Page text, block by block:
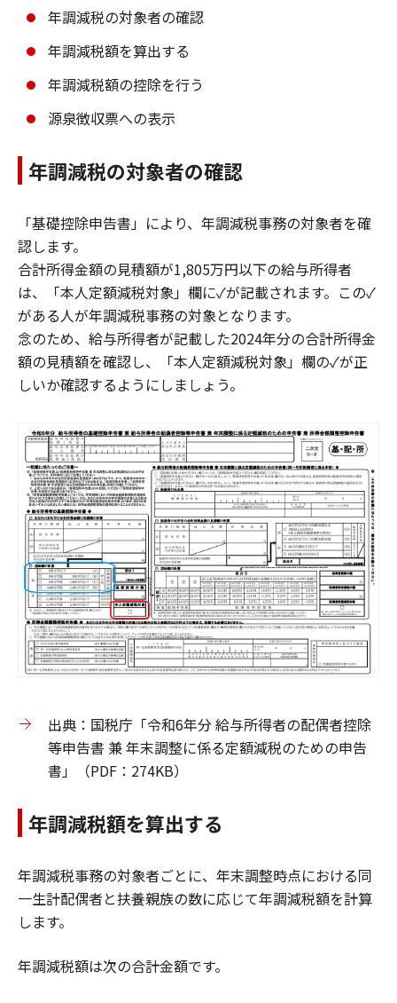
年調減税の対象者の確認
年調減税額を算出する
年調減税額の控除を行う
源泉徴収票への表示
年調減税の対象者の確認
「基礎控除申告書」により、年調減税事務の対象者を確
認します。
合計所得金額の見積額が1,805万円以下の給与所得者
は、「本人定額減税対象」欄に✓が記載されます。この✓
がある人が年調減税事務の対象となります。
念のため、給与所得者が記載した2024年分の合計所得金
額の見積額を確認し、「本人定額減税対象」欄の✓が正
しいか確認するようにしましょう。
出典：国税庁「令和6年分 給与所得者の配偶者控除
等申告書 兼 年末調整に係る定額減税のための申告
書」（PDF：274KB）
年調減税額を算出する
年調減税事務の対象者ごとに、年末調整時点における同
一生計配偶者と扶養親族の数に応じて年調減税額を計算
します。
年調減税額は次の合計金額です。